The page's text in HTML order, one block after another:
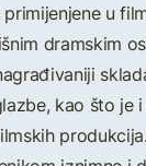
u
dramskim
kao što je